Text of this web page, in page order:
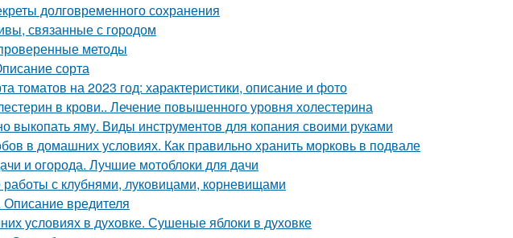
долговременного сохранения
связанные с городом
методы
сорта
томатов на 2023 год: характеристики, описание и фото
в крови.. Лечение повышенного уровня холестерина
выкопать яму. Виды инструментов для копания своими руками
в домашних условиях. Как правильно хранить морковь в подвале
и огорода. Лучшие мотоблоки для дачи
с клубнями, луковицами, корневищами
вредителя
условиях в духовке. Сушеные яблоки в духовке